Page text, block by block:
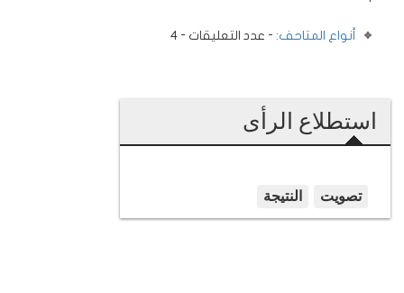
أنواع المتاحف: - عدد التعليقات - 4
استطلاع الرأى